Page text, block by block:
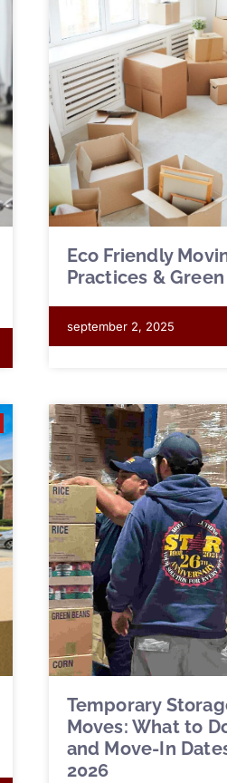
Eco Friendly
Practices &
september 2, 2025
Temporary
Moves: What to
and Move-In
2026